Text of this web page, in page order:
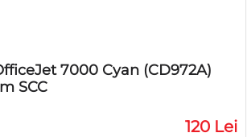
7000 Cyan (CD972A)
SCC
120 Lei